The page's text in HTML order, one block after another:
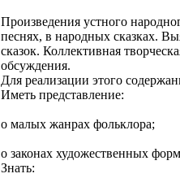
Произведения устного
песнях, в народных сказках.
сказок. Коллективная
обсуждения.
Для реализации этого
Иметь представление:
о малых жанрах фольклора;
о законах художественных
Знать: